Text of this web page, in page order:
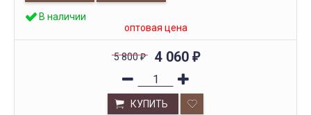
В наличии
оптовая цена
5 800₽ 4 060 ₽
КУПИТЬ